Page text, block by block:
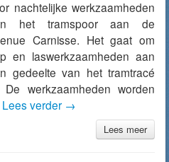
nachtelijke werkzaamheden
het tramspoor aan de
Carnisse. Het gaat om
en laswerkzaamheden aan
gedeelte van het tramtracé
werkzaamheden worden
Lees verder →
Lees meer